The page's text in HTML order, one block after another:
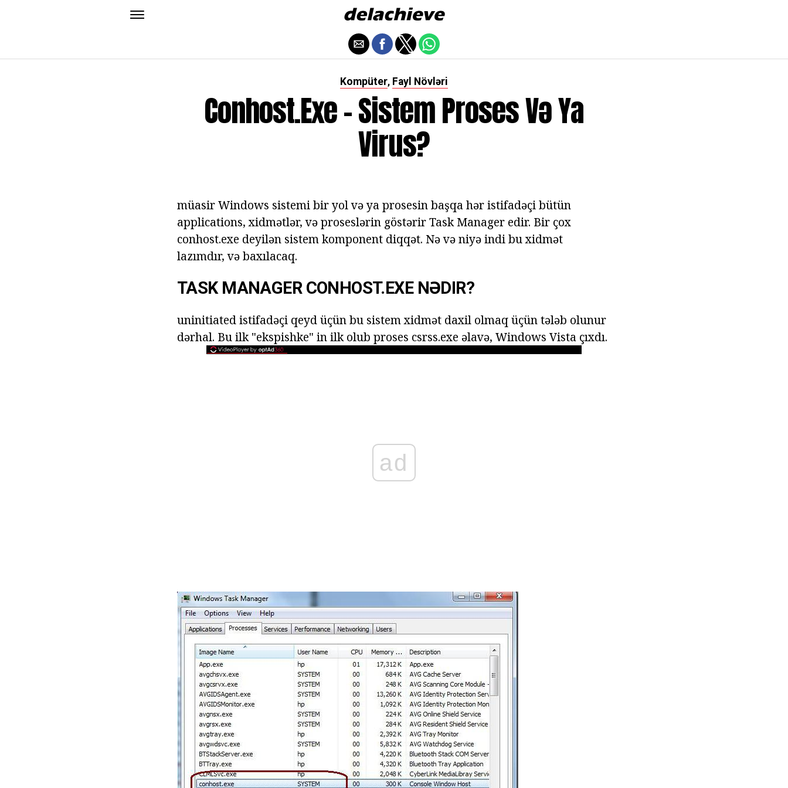
Kompüter, Fayl Növləri
Conhost.exe - Sistem Proses Və Ya
Virus?
müasir Windows sistemi bir yol və ya prosesin başqa hər istifadəçi bütün
applications, xidmətlər, və proseslərin göstərir Task Manager edir. Bir çox
conhost.exe deyilən sistem komponent diqqət. Nə və niyə indi bu xidmət
lazımdır, və baxılacaq.
TASK MANAGER CONHOST.EXE NƏDIR?
uninitiated istifadəçi qeyd üçün bu sistem xidmət daxil olmaq üçün tələb olunur
dərhal. Bu ilk "ekspishke" in ilk olub proses csrss.exe əlavə, Windows Vista çıxdı.
ad